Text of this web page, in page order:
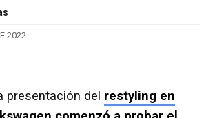
2022
presentación del restyling en